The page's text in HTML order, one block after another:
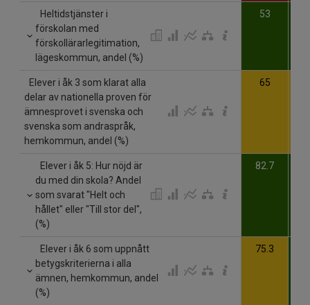
Heltidstjänster i
förskolan med
förskollärarlegitimation,
lägeskommun, andel (%)
53
Elever i åk 3 som klarat alla
delar av nationella proven för
ämnesprovet i svenska och
svenska som andraspråk,
hemkommun, andel (%)
65
Elever i åk 5: Hur nöjd är
du med din skola? Andel
som svarat "Helt och
hållet" eller "Till stor del",
(%)
82.7
Elever i åk 6 som uppnått
betygskriterierna i alla
ämnen, hemkommun, andel
(%)
75.3